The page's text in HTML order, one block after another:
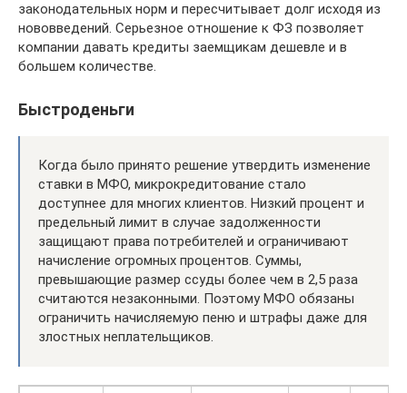
законодательных норм и пересчитывает долг исходя из
нововведений. Серьезное отношение к ФЗ позволяет
компании давать кредиты заемщикам дешевле и в
большем количестве.
Быстроденьги
Когда было принято решение утвердить изменение
ставки в МФО, микрокредитование стало
доступнее для многих клиентов. Низкий процент и
предельный лимит в случае задолженности
защищают права потребителей и ограничивают
начисление огромных процентов. Суммы,
превышающие размер ссуды более чем в 2,5 раза
считаются незаконными. Поэтому МФО обязаны
ограничить начисляемую пеню и штрафы даже для
злостных неплательщиков.